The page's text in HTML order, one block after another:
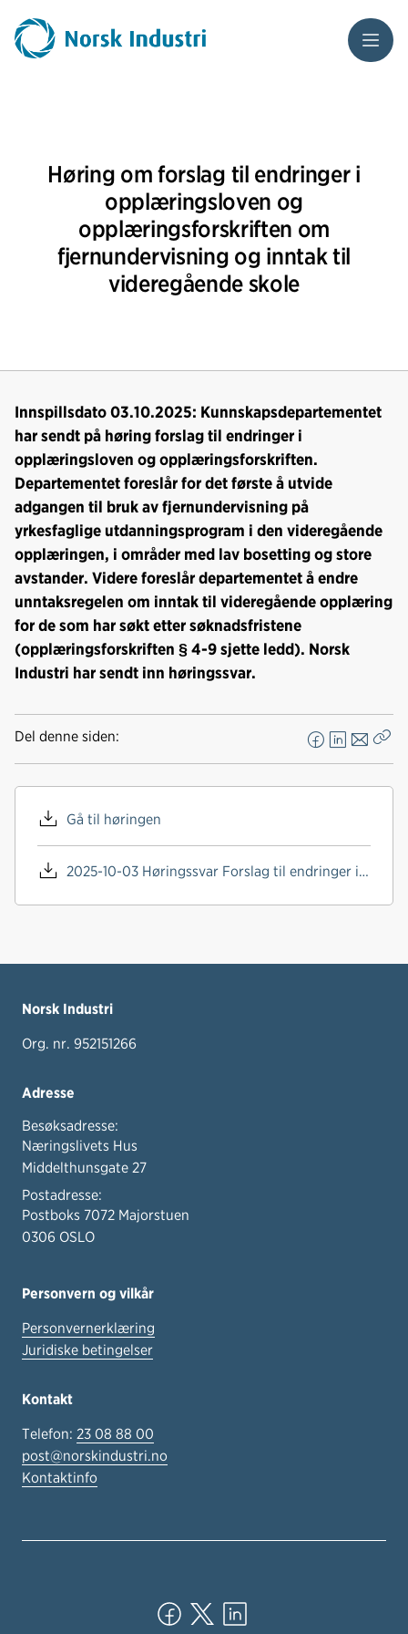
Meny
Høring om forslag til endringer i
opplæringsloven og
opplæringsforskriften om
fjernundervisning og inntak til
videregående skole
Innspillsdato 03.10.2025: Kunnskapsdepartementet
har sendt på høring forslag til endringer i
opplæringsloven og opplæringsforskriften.
Departementet foreslår for det første å utvide
adgangen til bruk av fjernundervisning på
yrkesfaglige utdanningsprogram i den videregående
opplæringen, i områder med lav bosetting og store
avstander. Videre foreslår departementet å endre
unntaksregelen om inntak til videregående opplæring
for de som har søkt etter søknadsfristene
(opplæringsforskriften § 4-9 sjette ledd). Norsk
Industri har sendt inn høringssvar.
Del denne siden:
F
a
c
o
k
L
i
n
I
n
E
-
p
Gå til høringen
2025-10-03 Høringssvar Forslag til endringer i opplæringsslova.pdf
Norsk Industri
Org. nr. 952151266
Adresse
Besøksadresse:
Næringslivets Hus
Middelthunsgate 27
Postadresse:
Postboks 7072 Majorstuen
0306 OSLO
Personvern og vilkår
Personvernerklæring
Juridiske betingelser
Kontakt
Telefon: 23 08 88 00
post@norskindustri.no
Kontaktinfo